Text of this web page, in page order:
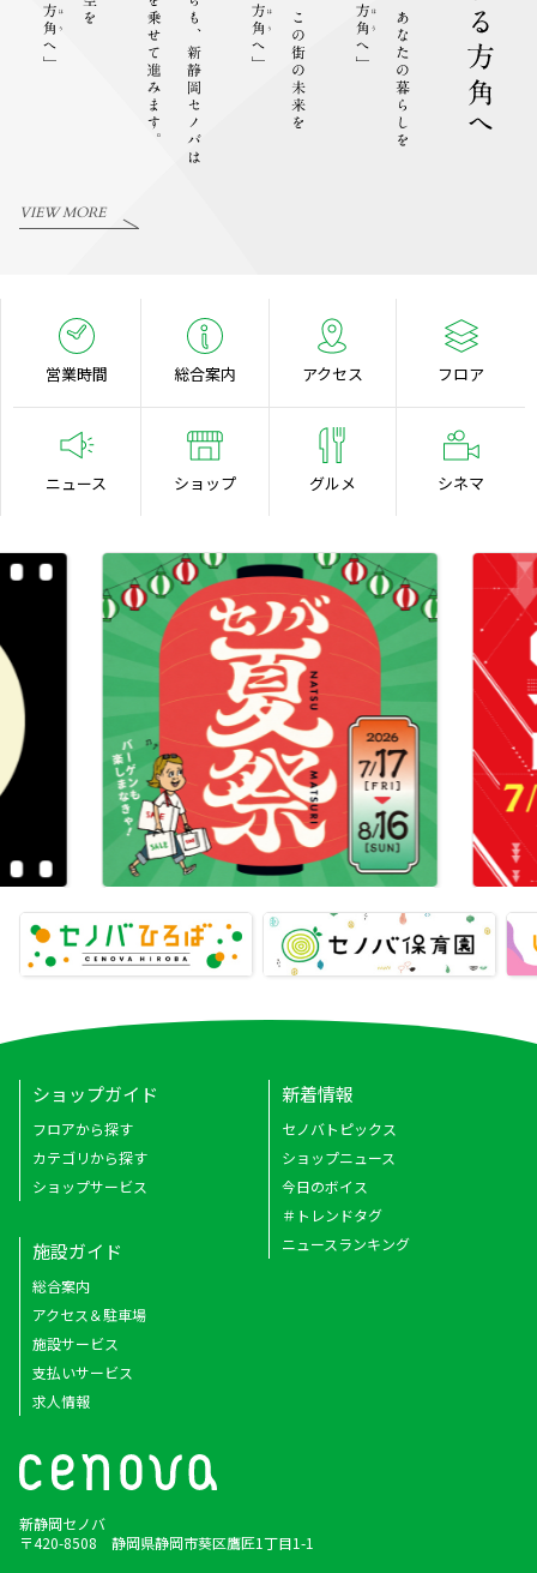
VIEW MORE
営業時間 総合案内 アクセス フロア
ニュース ショップ グルメ シネマ
ショップガイド
フロアから探す
カテゴリから探す
ショップサービス
新着情報
セノバトピックス
ショップニュース
今日のボイス
＃トレンドタグ
ニュースランキング
施設ガイド
総合案内
アクセス＆駐車場
施設サービス
支払いサービス
求人情報
新静岡セノバ
〒420-8508 静岡県静岡市葵区鷹匠1丁目1-1